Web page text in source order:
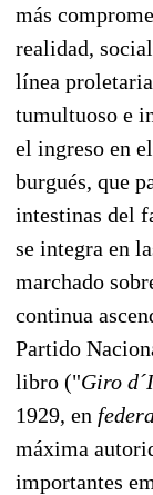
más
realidad,
línea
tumultuoso e
el ingreso en
burgués, que
intestinas del
se integra en
marchado
continua
Partido
libro ("Giro
1929, en
máxima
importantes